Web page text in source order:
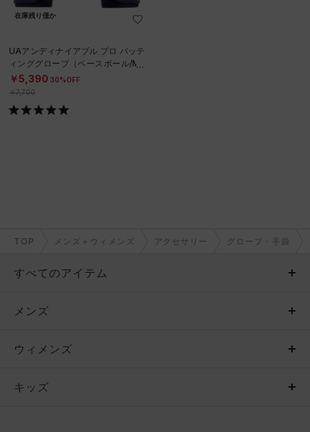
在庫残り僅か
UAアンディナイアブル プロ バッテ
ィンググローブ（ベースボール/ME
N）
￥5,390 30%OFF
￥7,700
TOP メンズ＋ウィメンズ アクセサリー グローブ・手袋
すべてのアイテム
メンズ
ウィメンズ
キッズ
メンズ
トップス
ボトムス
ウィメンズ
トップス
キッズ